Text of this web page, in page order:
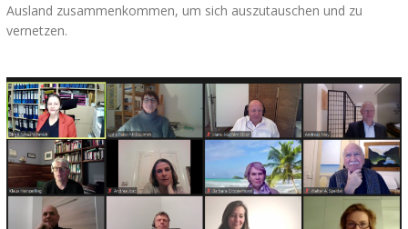
Ausland zusammenkommen, um sich auszutauschen und zu
vernetzen.